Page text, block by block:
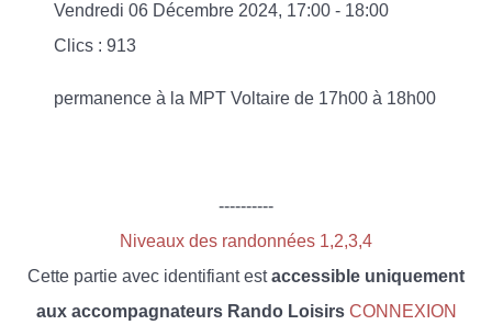
Vendredi 06 Décembre 2024, 17:00 - 18:00
Clics : 913
permanence à la MPT Voltaire de 17h00 à 18h00
----------
Niveaux des randonnées 1,2,3,4
Cette partie avec identifiant estaccessible uniquement
aux accompagnateurs Rando Loisirs CONNEXION